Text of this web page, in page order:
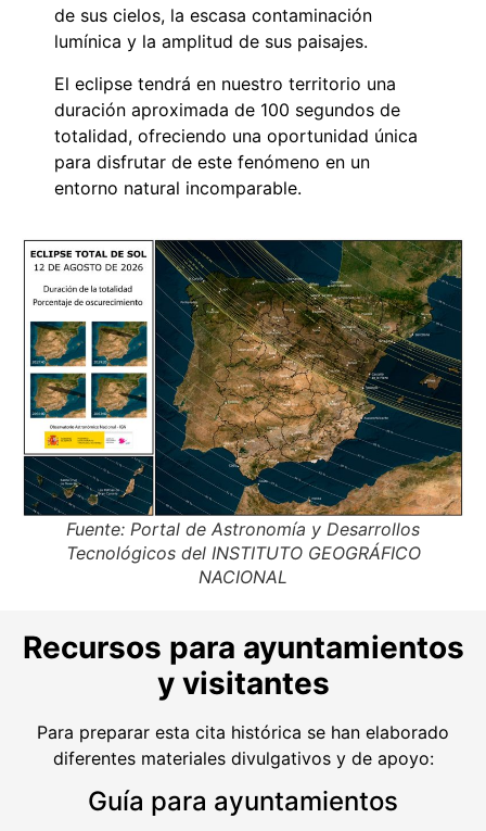
de sus cielos, la escasa contaminación
lumínica y la amplitud de sus paisajes.
El eclipse tendrá en nuestro territorio una
duración aproximada de 100 segundos de
totalidad, ofreciendo una oportunidad única
para disfrutar de este fenómeno en un
entorno natural incomparable.
Fuente: Portal de Astronomía y Desarrollos
Tecnológicos del INSTITUTO GEOGRÁFICO
NACIONAL
Recursos para ayuntamientos
y visitantes
Para preparar esta cita histórica se han elaborado
diferentes materiales divulgativos y de apoyo:
Guía para ayuntamientos